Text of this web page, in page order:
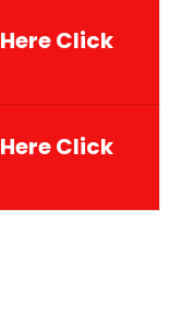
Here Click
Here Click